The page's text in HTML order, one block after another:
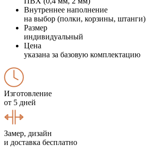
Внутреннее наполнение
на выбор (полки, корзины, штанги)
Размер
индивидуальный
Цена
указана за базовую комплектацию
Изготовление
от 5 дней
Замер, дизайн
и доставка бесплатно